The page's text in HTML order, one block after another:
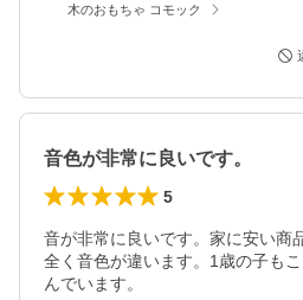
木のおもちゃ コモック
音色が非常に良いです。
5
音が非常に良いです。家に安い商
全く音色が違います。1歳の子も
んでいます。